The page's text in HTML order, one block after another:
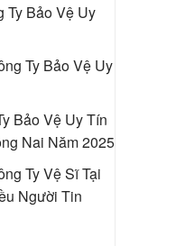
Ty Bảo Vệ Uy
Ty Bảo Vệ Uy
Bảo Vệ Uy Tín
Nai Năm 2025
Ty Vệ Sĩ Tại
Người Tin